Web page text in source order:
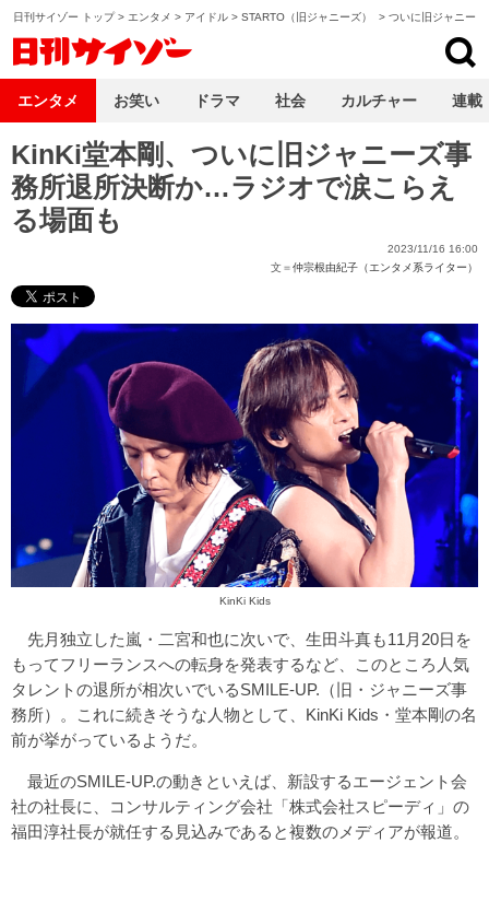
日刊サイゾー トップ> エンタメ > アイドル > STARTO（旧ジャニーズ） > ついに旧ジャニー
KinKi堂本剛、ついに旧ジャニーズ事
務所退所決断か…ラジオで涙こらえ
る場面も
2023/11/16 16:00
文＝仲宗根由紀子（エンタメ系ライター）
KinKi Kids
先月独立した嵐・二宮和也に次いで、生田斗真も11月20日を
もってフリーランスへの転身を発表するなど、このところ人気
タレントの退所が相次いでいるSMILE-UP.（旧・ジャニーズ事
務所）。これに続きそうな人物として、KinKi Kids・堂本剛の名
前が挙がっているようだ。
最近のSMILE-UP.の動きといえば、新設するエージェント会
社の社長に、コンサルティング会社「株式会社スピーディ」の
福田淳社長が就任する見込みであると複数のメディアが報道。
エンタメ お笑い ドラマ 社会 カルチャー 連載